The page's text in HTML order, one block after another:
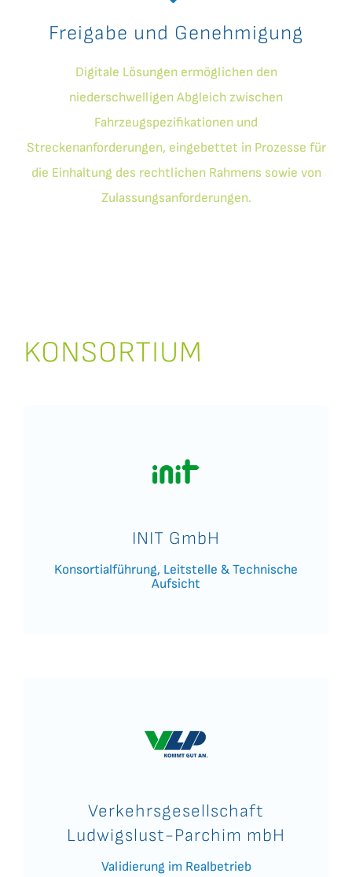
Freigabe und Genehmigung
Digitale Lösungen ermöglichen den
niederschwelligen Abgleich zwischen
Fahrzeugspezifikationen und
Streckenanforderungen, eingebettet in Prozesse für
die Einhaltung des rechtlichen Rahmens sowie von
Zulassungsanforderungen.
KONSORTIUM
INIT GmbH
Konsortialführung, Leitstelle & Technische
Aufsicht
Verkehrsgesellschaft
Ludwigslust-Parchim mbH
Validierung im Realbetrieb